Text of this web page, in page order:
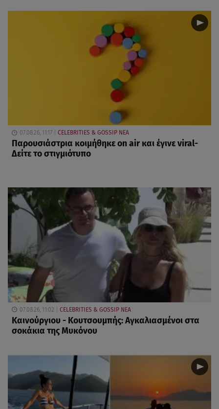
07.08.26, 11:17 CELEBRITIES & GOSSIP ΝΕΑ
Παρουσιάστρια κοιμήθηκε on air και έγινε viral-
Δείτε το στιγμιότυπο
07.08.26, 11:02 CELEBRITIES & GOSSIP ΝΕΑ
Καινούργιου - Κουτσουμπής: Αγκαλιασμένοι στα
σοκάκια της Μυκόνου